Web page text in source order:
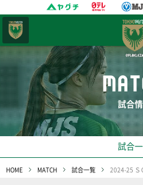
試合
試合
HOME MATCH 試合一覧